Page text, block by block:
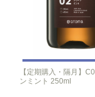
【定期購入・隔月】
ンミント 250ml